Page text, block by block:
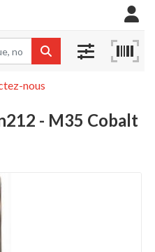
nous
- M35 Cobalt